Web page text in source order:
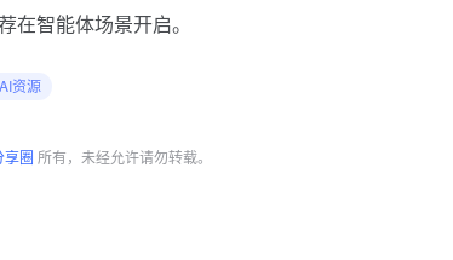
在智能体场景开启。
资源
享圈 所有，未经允许请勿转载。